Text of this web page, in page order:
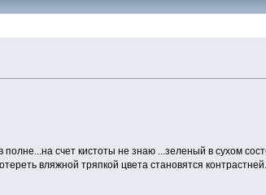
счет кистоты не знаю ...зеленый в сухом
вляжной тряпкой цвета становятся